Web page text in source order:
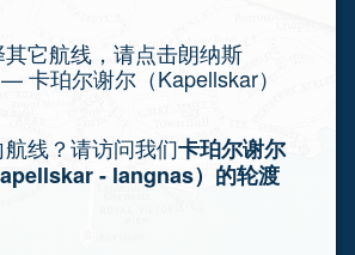
它航线，请点击朗纳斯
— 卡珀尔谢尔（Kapellskar）
线？请访问我们卡珀尔谢尔
- langnas）的轮渡